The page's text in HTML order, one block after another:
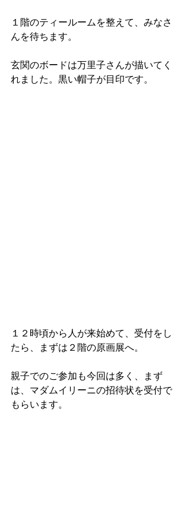
１階のティールームを整えて、みなさ
んを待ちます。
玄関のボードは万里子さんが描いてく
れました。黒い帽子が目印です。
１２時頃から人が来始めて、受付をし
たら、まずは２階の原画展へ。
親子でのご参加も今回は多く、まず
は、マダムイリーニの招待状を受付で
もらいます。